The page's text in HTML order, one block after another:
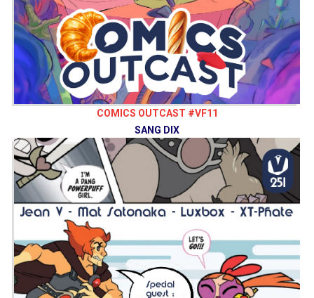
COMICS OUTCAST #VF11
SANG DIX